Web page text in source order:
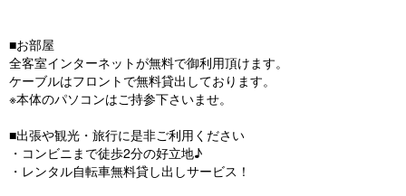
■お部屋
全客室インターネットが無料で御利用頂けます。
ケーブルはフロントで無料貸出しております。
※本体のパソコンはご持参下さいませ。
■出張や観光・旅行に是非ご利用ください
・コンビニまで徒歩2分の好立地♪
・レンタル自転車無料貸し出しサービス！